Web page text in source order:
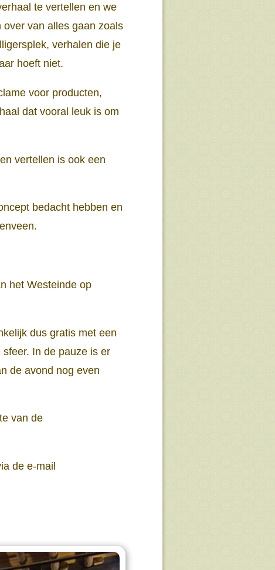
te vertellen en we
van alles gaan zoals
verhalen die je
hoeft niet.
voor producten,
dat vooral leuk is om
vertellen is ook een
bedacht hebben en
het Westeinde op
dus gratis met een
In de pauze is er
de avond nog even
van de
de e-mail